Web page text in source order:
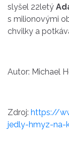
slyšel 22letý
s milionovými
chvilky a
Autor: Michael
Zdroj: https://
jedly-hmyz-na-